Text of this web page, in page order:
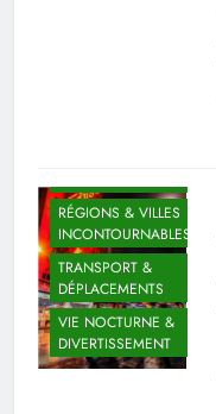
RÉGIONS & VILLES
INCONTOURNABLES
TRANSPORT &
DÉPLACEMENTS
VIE NOCTURNE &
DIVERTISSEMENT